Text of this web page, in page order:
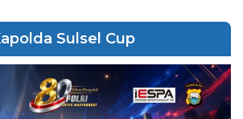
Sulsel Cup